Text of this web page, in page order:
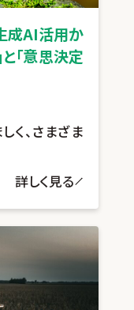
成AI活用か
「意思決定
く、さまざま
詳しく見る